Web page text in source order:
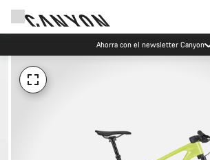
Ahorra con el newsletter Canyon